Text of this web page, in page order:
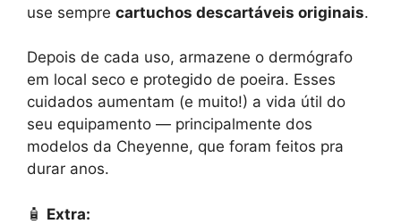
use sempre cartuchos descartáveis originais.
Depois de cada uso, armazene o dermógrafo
em local seco e protegido de poeira. Esses
cuidados aumentam (e muito!) a vida útil do
seu equipamento — principalmente dos
modelos da Cheyenne, que foram feitos pra
durar anos.
🧴 Extra: